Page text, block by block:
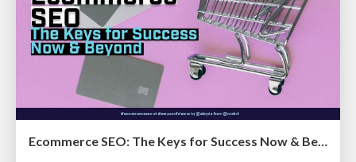
Ecommerce SEO: The Keys for Success Now & Beyond - #SERPConf2024